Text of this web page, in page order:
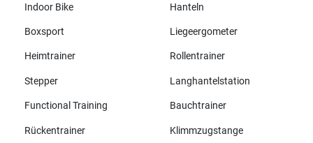
Indoor Bike Hanteln
Boxsport Liegeergometer
Heimtrainer Rollentrainer
Stepper Langhantelstation
Functional Training Bauchtrainer
Rückentrainer Klimmzugstange